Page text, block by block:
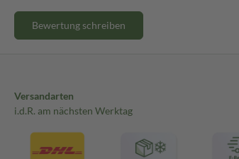
Bewertung schreiben
Versandarten
i.d.R. am nächsten Werktag